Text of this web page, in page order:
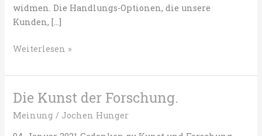
widmen. Die Handlungs-Optionen, die unsere
Kunden, […]
2020
Weiterlesen »
Die Kunst der Forschung.
Meinung / Jochen Hunger